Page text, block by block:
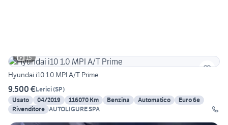
15
Hyundai i10 1.0 MPI A/T Prime
9.500 €Lerici(SP)
Usato
04/2019 116070 Km Benzina Automatico
Euro 6e
Rivenditore AUTOLIGURE SPA